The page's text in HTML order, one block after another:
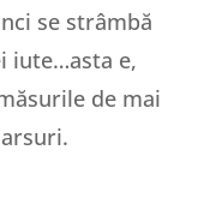
se strâmbă
iute…asta e,
de mai